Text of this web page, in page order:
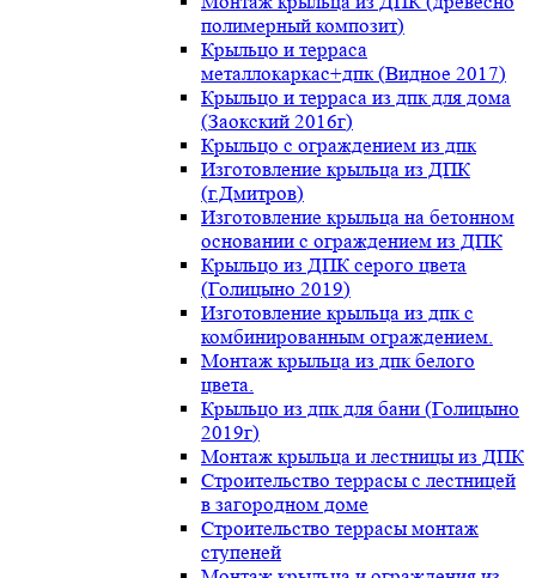
полимерный композит)
Крыльцо и терраса
металлокаркас+дпк (Видное 2017)
Крыльцо и терраса из дпк для дома
(Заокский 2016г)
Крыльцо с ограждением из дпк
Изготовление крыльца из ДПК
(г.Дмитров)
Изготовление крыльца на бетонном
основании с ограждением из ДПК
Крыльцо из ДПК серого цвета
(Голицыно 2019)
Изготовление крыльца из дпк с
комбинированным ограждением.
Монтаж крыльца из дпк белого
цвета.
Крыльцо из дпк для бани (Голицыно
2019г)
Монтаж крыльца и лестницы из ДПК
Строительство террасы с лестницей
в загородном доме
Строительство террасы монтаж
ступеней